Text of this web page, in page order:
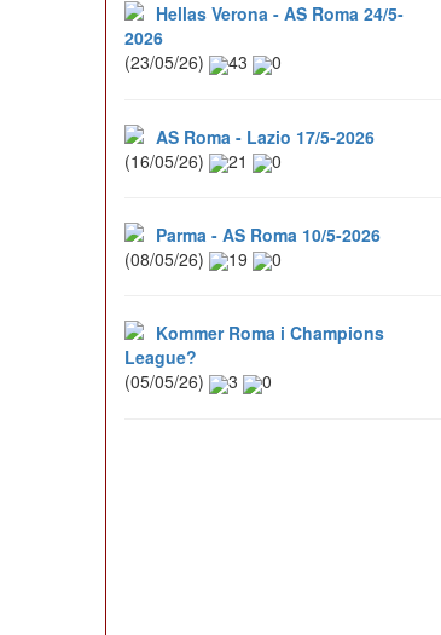
Hellas Verona - AS Roma 24/5-
2026
(23/05/26)
43 0
AS Roma - Lazio 17/5-2026
(16/05/26)
21 0
Parma - AS Roma 10/5-2026
(08/05/26)
19 0
Kommer Roma i Champions
League?
(05/05/26)
3 0